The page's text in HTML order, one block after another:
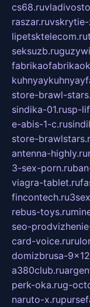
cs68.ru
raszar.ruvskrytie-
lipetsktelecom.ru
seksuzb.ru
store-brawl-
sindika-01.rusp-
e-abis-1-c.ru
store-
antenna-highly.ru
3-sex-porn.ru
viagra-tablet.ru
fincontech.ru
rebus-toys.ru
seo-
card-voice.ru
domizbrusa-
a380club.ru
perk-oka.rug-
naruto-x.ru